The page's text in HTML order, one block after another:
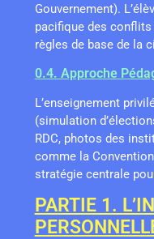
Gouvernement).
pacifique des conflits
règles de base de la
0.4. Approche
L’enseignement
(simulation
RDC, photos des
comme la
stratégie centrale
PARTIE 1.